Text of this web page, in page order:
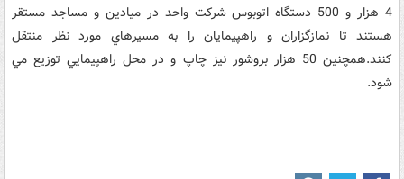
4 هزار و 500 دستگاه اتوبوس شرکت واحد در ميادين و مساجد مستقر
هستند تا نمازگزاران و راهپيمايان را به مسيرهاي مورد نظر منتقل
کنند.همچنين 50 هزار بروشور نيز چاپ و در محل راهپيمايي توزيع مي
شود.